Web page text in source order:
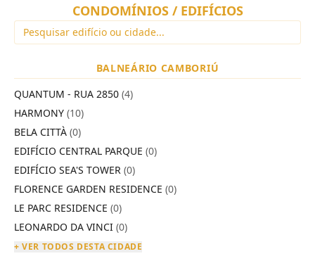
CONDOMÍNIOS / EDIFÍCIOS
BALNEÁRIO CAMBORIÚ
QUANTUM - RUA 2850 (4)
HARMONY (10)
BELA CITTÀ (0)
EDIFÍCIO CENTRAL PARQUE (0)
EDIFÍCIO SEA'S TOWER (0)
FLORENCE GARDEN RESIDENCE (0)
LE PARC RESIDENCE (0)
LEONARDO DA VINCI (0)
+ VER TODOS DESTA CIDADE